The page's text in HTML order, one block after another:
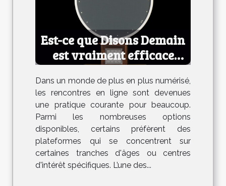
Est-ce que Disons Demain
est vraiment efficace
pour les rencontres ?
Dans un monde de plus en plus numérisé,
les rencontres en ligne sont devenues
une pratique courante pour beaucoup.
Parmi les nombreuses options
disponibles, certains préfèrent des
plateformes qui se concentrent sur
certaines tranches d'âges ou centres
d'intérêt spécifiques. L’une des...